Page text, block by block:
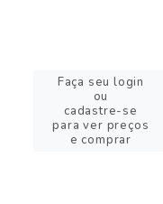
Faça seu login
ou
cadastre-se
para ver preços
e comprar